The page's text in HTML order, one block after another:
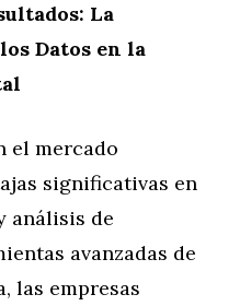
La
Datos en la
el mercado
significativas en
análisis de
avanzadas de
las empresas